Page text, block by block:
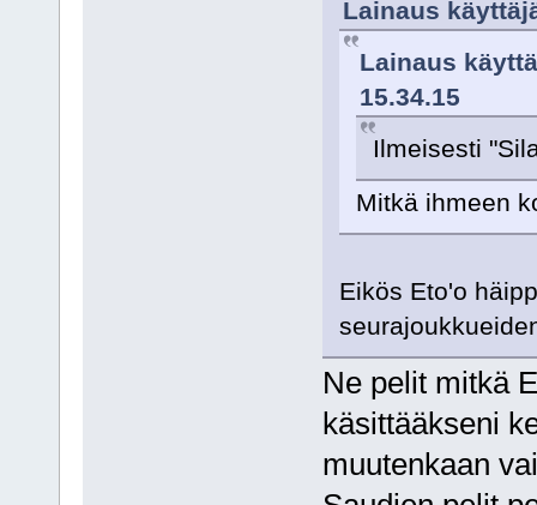
Lainaus
Lainaus
15.34.15
Ilmeisesti
Mitkä ihmeen
Eikös Eto'o
Ne pelit mitkä
käsittääkseni
muutenkaan